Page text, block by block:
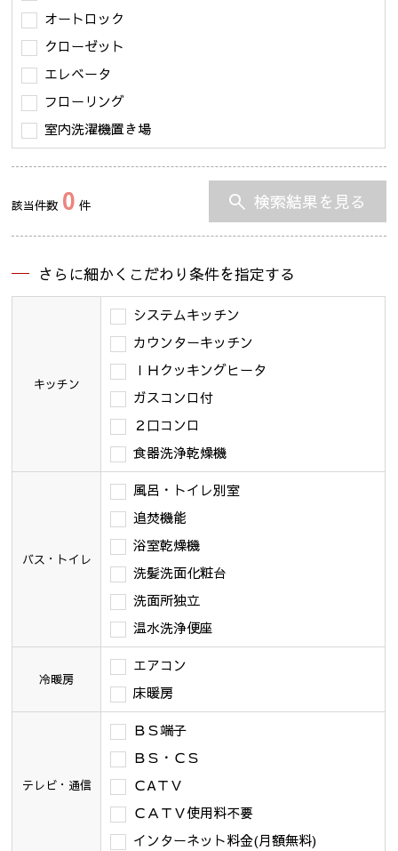
オートロック
クローゼット
エレベータ
フローリング
室内洗濯機置き場
該当件数 0 件 検索結果を見る
さらに細かくこだわり条件を指定する
キッチン
システムキッチン
カウンターキッチン
ＩＨクッキングヒータ
ガスコンロ付
２口コンロ
食器洗浄乾燥機
バス・トイレ
風呂・トイレ別室
追焚機能
浴室乾燥機
洗髪洗面化粧台
洗面所独立
温水洗浄便座
冷暖房
エアコン
床暖房
テレビ・通信
ＢＳ端子
ＢＳ・ＣＳ
ＣAＴＶ
ＣＡＴＶ使用料不要
インターネット料金(月額無料)